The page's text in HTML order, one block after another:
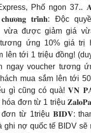
Phố ngon 37..
𝐜𝐡𝐮̛𝐨̛𝐧𝐠 𝐭𝐫𝐢̀𝐧𝐡: Độc
vừa được giảm giá
tương ứng 10% giá trị
lên tới 1 triệu đồng!
ngay voucher tương
mua sắm lên tới
gì cũng có quà! 𝐕𝐍
đơn từ 1 triệu
từ 1triệu 𝐁𝐈𝐃𝐕:
ghi nợ quốc tế BIDV sẽ